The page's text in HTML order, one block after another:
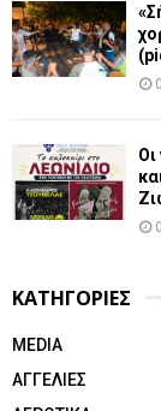
ΚΑΤΗΓΟΡΙΕΣ
MEDIA
ΑΓΓΕΛΙΕΣ